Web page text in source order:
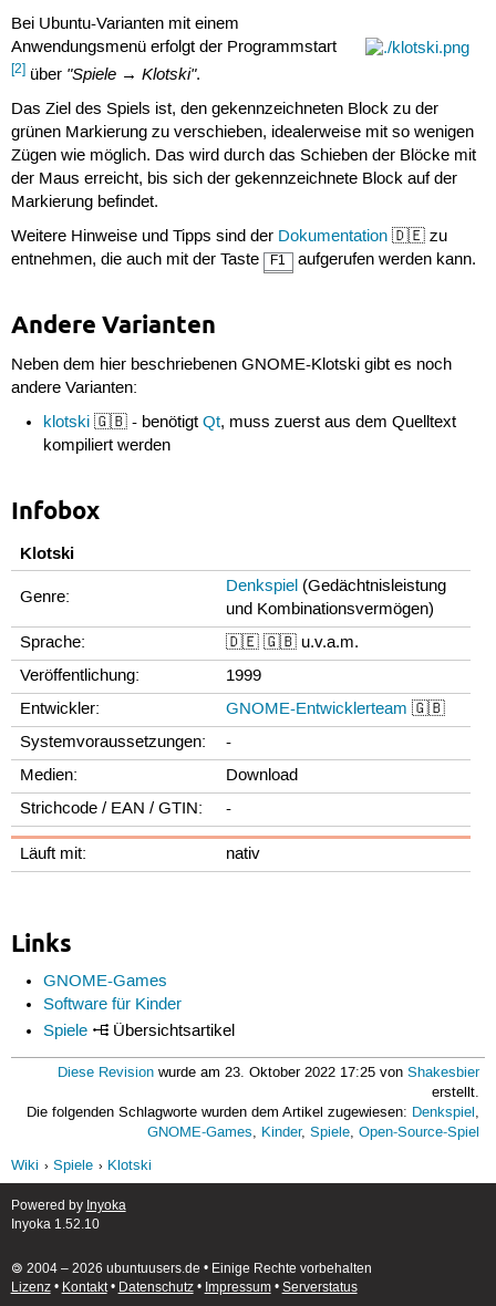
Bei Ubuntu-Varianten mit einem
Anwendungsmenü erfolgt der Programmstart
[2]über "Spiele → Klotski".
Das Ziel des Spiels ist, den gekennzeichneten Block zu der
grünen Markierung zu verschieben, idealerweise mit so wenigen
Zügen wie möglich. Das wird durch das Schieben der Blöcke mit
der Maus erreicht, bis sich der gekennzeichnete Block auf der
Markierung befindet.
Weitere Hinweise und Tipps sind der Dokumentation🇩🇪 zu
entnehmen, die auch mit der Taste
F1 aufgerufen werden kann.
Andere Varianten
Neben dem hier beschriebenen GNOME-Klotski gibt es noch
andere Varianten:
klotski 🇬🇧 - benötigtQt, muss zuerst aus dem Quelltext
kompiliert werden
Infobox
Klotski
Genre:
Denkspiel (Gedächtnisleistung
und Kombinationsvermögen)
Sprache:
🇩🇪 🇬🇧 u.v.a.m.
Veröffentlichung:
1999
Entwickler:
GNOME-Entwicklerteam 🇬🇧
Systemvoraussetzungen:
-
Medien:
Download
Strichcode / EAN / GTIN:
-
Läuft mit: nativ
Links
GNOME-Games
Software für Kinder
Spiele
Übersichtsartikel
Diese Revision wurde am 23. Oktober 2022 17:25 vonShakesbier
erstellt.
Die folgenden Schlagworte wurden dem Artikel zugewiesen: Denkspiel,
GNOME-Games, Kinder,Spiele,Open-Source-Spiel
Wiki
Spiele Klotski
Powered by Inyoka
Inyoka 1.52.10
🄯 2004 – 2026 ubuntuusers.de • Einige Rechte vorbehalten
Lizenz• Kontakt• Datenschutz• Impressum• Serverstatus